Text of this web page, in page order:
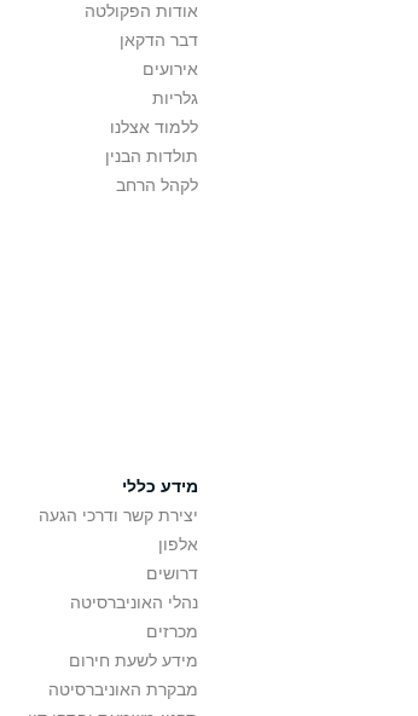
אודות הפקולטה
דבר הדקאן
אירועים
גלריות
ללמוד אצלנו
תולדות הבנין
לקהל הרחב
מידע כללי
יצירת קשר ודרכי הגעה
אלפון
דרושים
נהלי האוניברסיטה
מכרזים
מידע לשעת חירום
מבקרת האוניברסיטה